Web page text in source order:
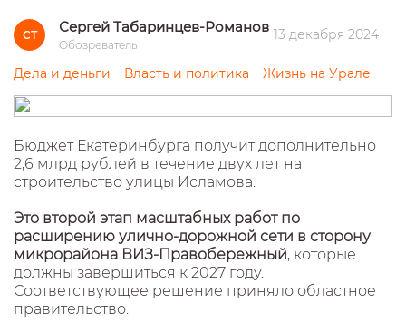
СТ Сергей Табаринцев-Романов
Обозреватель
13 декабря 2024
Дела и деньги Власть и политика Жизнь на Урале
Бюджет Екатеринбурга получит дополнительно
2,6 млрд рублей в течение двух лет на
строительство улицы Исламова.
Это второй этап масштабных работ по
расширению улично-дорожной сети в сторону
микрорайона ВИЗ-Правобережный, которые
должны завершиться к 2027 году.
Соответствующее решение приняло областное
правительство.